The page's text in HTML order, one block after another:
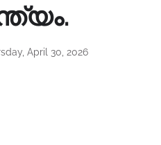
April 30, 2026